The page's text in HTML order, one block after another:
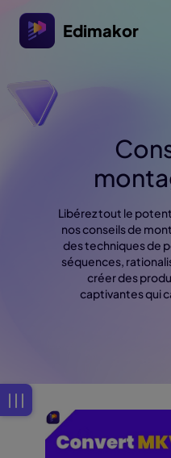
Edimakor
Libérez tout le
nos conseils de
des techniques de
séquences,
créer des
captivantes qui